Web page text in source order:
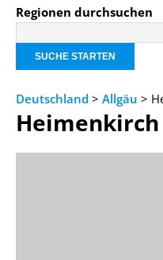
Regionen durchsuchen
Deutschland > Allgäu >
Heimenkirch